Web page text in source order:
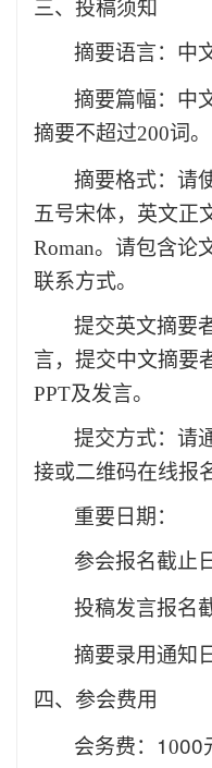
三、投稿须知
摘要语言： 中
摘要篇幅： 中
摘要不超过200词。
摘要格式： 请
五号宋体，英文正
Roman。请包含论
联系方式。
提交英文摘要
言，提交中文摘要
PPT及发言。
提交方式： 请
接或二维码在线报
重要日期：
参会报名截止
投稿发言报名
摘要录用通知
四、参会费用
会务费： 1000